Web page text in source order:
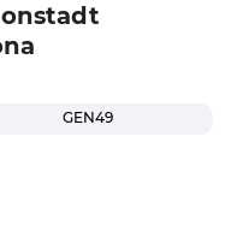
GEN49